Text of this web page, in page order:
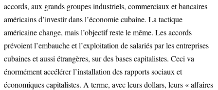
accords, aux grands groupes industriels, commerciaux et bancaires
américains d’investir dans l’économie cubaine. La tactique
américaine change, mais l’objectif reste le même. Les accords
prévoient l’embauche et l’exploitation de salariés par les entreprises
cubaines et aussi étrangères, sur des bases capitalistes. Ceci va
énormément accélérer l’installation des rapports sociaux et
économiques capitalistes. A terme, avec leurs dollars, leurs « affaires